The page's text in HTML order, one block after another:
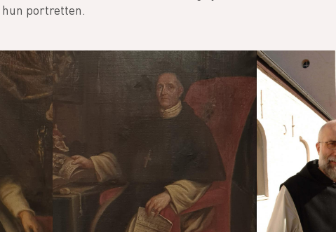
portretten.